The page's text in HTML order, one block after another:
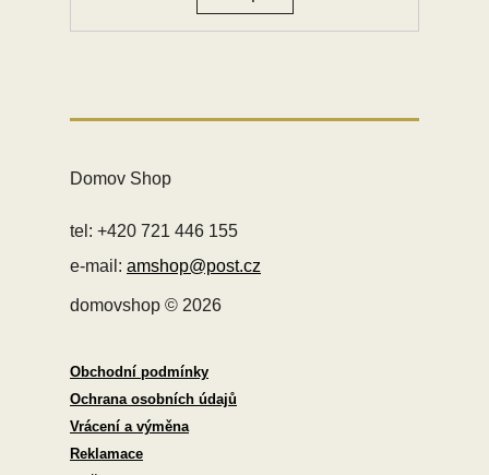
Domov Shop
tel: +420 721 446 155
e-mail: amshop@post.cz
domovshop © 2026
Obchodní podmínky
Ochrana osobních údajů
Vrácení a výměna
Reklamace